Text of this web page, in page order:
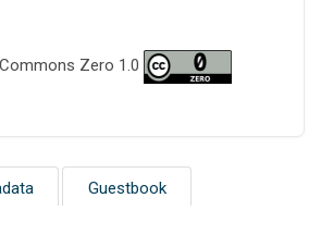
Zero 1.0
Guestbook